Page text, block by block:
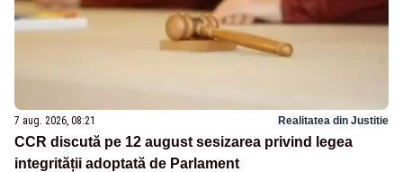
7 aug. 2026, 08:21 Realitatea din Justitie
CCR discută pe 12 august sesizarea privind legea
integrității adoptată de Parlament